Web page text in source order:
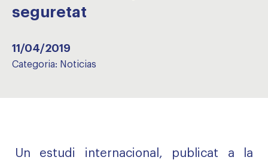
seguretat
11/04/2019
Categoria: Noticias
Un estudi internacional, publicat a la